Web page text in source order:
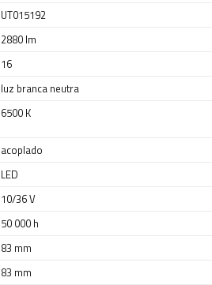
UT015192
2880 lm
16
luz branca neutra
6500 K
acoplado
LED
10/36 V
50 000 h
83 mm
83 mm